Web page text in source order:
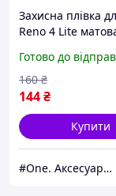
Захисна плівка
Reno 4 Lite
телефон оппо
матова q0o
Готово до
144₴
160 ₴
Купити
#One. Аксесуари до смартфонів